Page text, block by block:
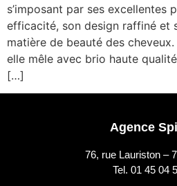
s’imposant par ses excellentes
efficacité, son design raffiné et
matière de beauté des
elle mêle avec brio haute
[…]
Agence
76, rue Lauriston –
Tel. 01 45 04